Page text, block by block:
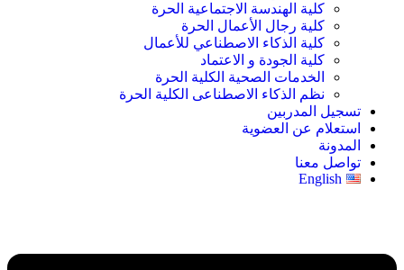
كلية الهندسة الاجتماعية الحرة
كلية رجال الأعمال الحرة
كلية الذكاء الاصطناعي للأعمال
كلية الجودة و الاعتماد
الخدمات الصحية الكلية الحرة
نظم الذكاء الاصطناعى الكلية الحرة
تسجيل المدربين
استعلام عن العضوية
المدونة
تواصل معنا
English